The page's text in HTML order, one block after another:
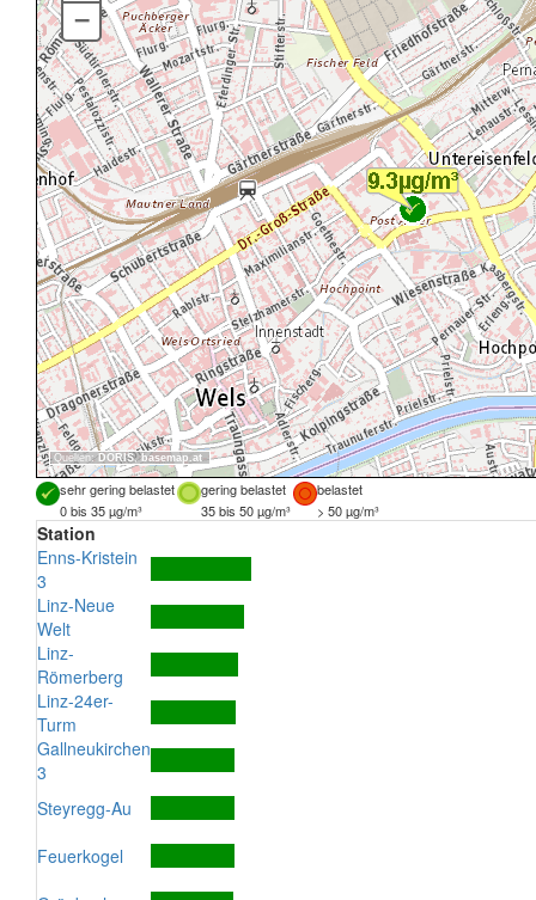
Quellen: DORIS, basemap.at
–
sehr gering belastet gering belastet
belastet
0 bis 35 µg/m³
35 bis 50 µg/m³ > 50 µg/m³
Station
Enns-Kristein
3
Linz-Neue
Welt
Linz-
Römerberg
Linz-24er-
Turm
Gallneukirchen
3
Steyregg-Au
Feuerkogel